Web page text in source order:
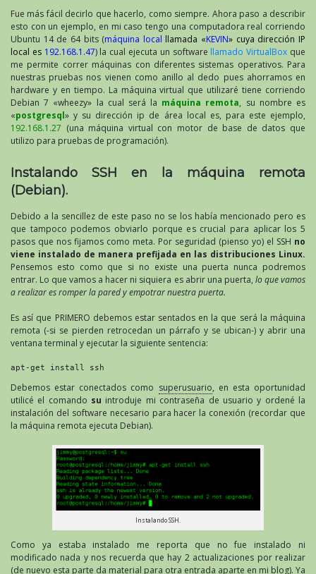
Fue más fácil decirlo que hacerlo, como siempre. Ahora paso a describir
esto con un ejemplo, en mi caso tengo una computadora real corriendo
Ubuntu 14 de 64 bits (máquina local llamada «KEVIN» cuya dirección IP
local es192.168.1.47) la cual ejecuta un software llamado VirtualBox que
me permite correr máquinas con diferentes sistemas operativos. Para
nuestras pruebas nos vienen como anillo al dedo pues ahorramos en
hardware y en tiempo. La máquina virtual que utilizaré tiene corriendo
Debian 7 «wheezy» la cual será la máquina remota, su nombre es
«postgresql» y su dirección ip de área local es, para este ejemplo,
192.168.1.27 (una máquina virtual con motor de base de datos que
utilizo para pruebas de programación).
Instalando SSH en la máquina remota
(Debian).
Debido a la sencillez de este paso no se los había mencionado pero es
que tampoco podemos obviarlo porque es crucial para aplicar los 5
pasos que nos fijamos como meta. Por seguridad (pienso yo) el SSH no
viene instalado de manera prefijada en las distribuciones Linux.
Pensemos esto como que si no existe una puerta nunca podremos
entrar. Lo que vamos a hacer ni siquiera es abrir una puerta, lo que vamos
a realizar es romper la pared y empotrar nuestra puerta.
Es así que PRIMERO debemos estar sentados en la que será la máquina
remota (-si se pierden retrocedan un párrafo y se ubican-) y abrir una
ventana terminal y ejecutar la siguiente sentencia:
apt-get install ssh
Debemos estar conectados como superusuario, en esta oportunidad
utilicé el comando su introduje mi contraseña de usuario y ordené la
instalación del software necesario para hacer la conexión (recordar que
la máquina remota ejecuta Debian).
Instalando SSH.
Como ya estaba instalado me reporta que no fue instalado ni
modificado nada y nos recuerda que hay 2 actualizaciones por realizar
(de nuevo esta parte da material para otra entrada aparte en mi blog). Ya